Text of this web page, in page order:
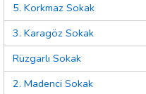
5. Korkmaz Sokak
3. Karagöz Sokak
Rüzgarlı Sokak
2. Madenci Sokak